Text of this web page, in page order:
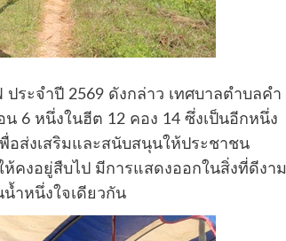
ระจำปี 2569 ดังกล่าว เทศบาลตำบลคำ
6 หนึ่งในฮีต 12 คอง 14 ซึ่งเป็นอีกหนึ่ง
ส่งเสริมและสนับสนุนให้ประชาชน
คงอยู่สืบไป มีการแสดงออกในสิ่งที่ดีงาม
ำหนึ่งใจเดียวกัน